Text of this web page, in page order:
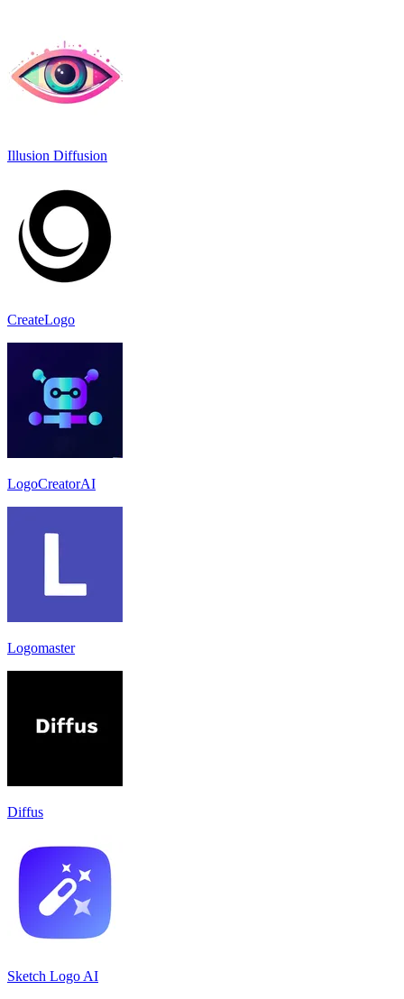
Illusion Diffusion
CreateLogo
LogoCreatorAI
Logomaster
Diffus
Sketch Logo AI